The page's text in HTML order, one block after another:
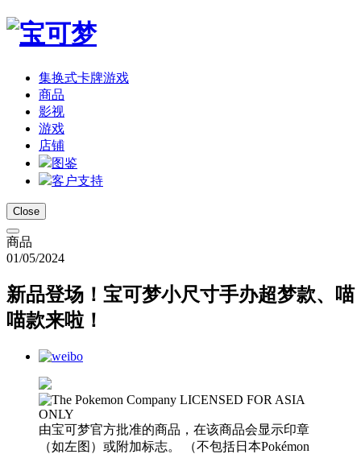
集换式卡牌游戏
商品
影视
游戏
店铺
图鉴
客户支持
Close
商品
01/05/2024
新品登场！宝可梦小尺寸手办超梦款、喵
喵款来啦！
由宝可梦官方批准的商品，在该商品会显示印章
（如左图）或附加标志。 （不包括日本Pokémon